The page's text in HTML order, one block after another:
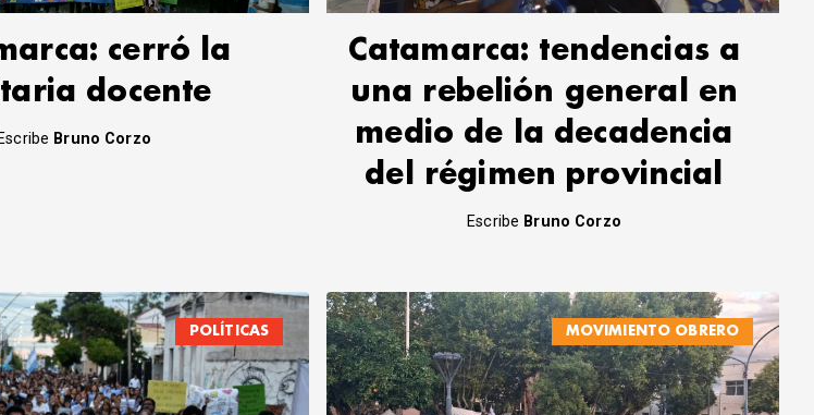
cerró la
docente
Escribe Bruno Corzo
Catamarca: tendencias a
una rebelión general en
medio de la decadencia
del régimen provincial
Escribe Bruno Corzo
POLÍTICAS MOVIMIENTO OBRERO